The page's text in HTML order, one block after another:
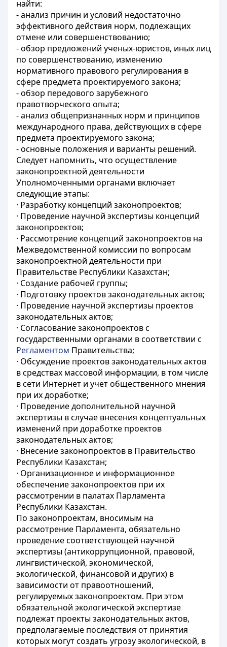
найти:
- анализ причин и условий недостаточно
эффективного действия норм, подлежащих
отмене или совершенствованию;
- обзор предложений ученых-юристов, иных лиц
по совершенствованию, изменению
нормативного правового регулирования в
сфере предмета проектируемого закона;
- обзор передового зарубежного
правотворческого опыта;
- анализ общепризнанных норм и принципов
международного права, действующих в сфере
предмета проектируемого закона;
- основные положения и варианты решений.
Следует напомнить, что осуществление
законопроектной деятельности
Уполномоченными органами включает
следующие этапы:
· Разработку концепций законопроектов;
· Проведение научной экспертизы концепций
законопроектов;
· Рассмотрение концепций законопроектов на
Межведомственной комиссии по вопросам
законопроектной деятельности при
Правительстве Республики Казахстан;
· Создание рабочей группы;
· Подготовку проектов законодательных актов;
· Проведение научной экспертизы проектов
законодательных актов;
· Согласование законопроектов с
государственными органами в соответствии с
Регламентом Правительства;
· Обсуждение проектов законодательных актов
в средствах массовой информации, в том числе
в сети Интернет и учет общественного мнения
при их доработке;
· Проведение дополнительной научной
экспертизы в случае внесения концептуальных
изменений при доработке проектов
законодательных актов;
· Внесение законопроектов в Правительство
Республики Казахстан;
· Организационное и информационное
обеспечение законопроектов при их
рассмотрении в палатах Парламента
Республики Казахстан.
По законопроектам, вносимым на
рассмотрение Парламента, обязательно
проведение соответствующей научной
экспертизы (антикоррупционной, правовой,
лингвистической, экономической,
экологической, финансовой и других) в
зависимости от правоотношений,
регулируемых законопроектом. При этом
обязательной экологической экспертизе
подлежат проекты законодательных актов,
предполагаемые последствия от принятия
которых могут создать угрозу экологической, в